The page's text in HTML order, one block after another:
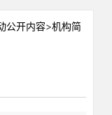
公开内容>机构简